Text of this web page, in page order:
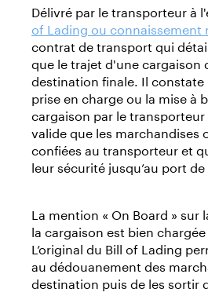
Délivré par le transporteur à
of Lading ou connaissement
contrat de transport qui
que le trajet d'une cargaison
destination finale. Il
prise en charge ou la mise à
cargaison par le transporteur
valide que les marchandises
confiées au transporteur et
leur sécurité jusqu’au port
La mention « On Board » sur
la cargaison est bien
L’original du Bill of Lading
au dédouanement des
destination puis de les sortir